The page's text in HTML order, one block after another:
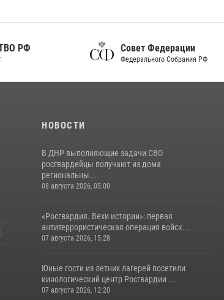
Совет Федерации
Федерального Собрания РФ
НОВОСТИ
В ДНР выполняющие задачи СВО
росгвардейцы получают из дома
региональны...
08 августа 2026, 05:00
«Росгвардия. Вехи истории»: первая
антитеррористическая операция войск...
07 августа 2026, 15:28
Юные гости из летних лагерей посетили
кинологический центр Росгвардии ...
07 августа 2026, 12:20